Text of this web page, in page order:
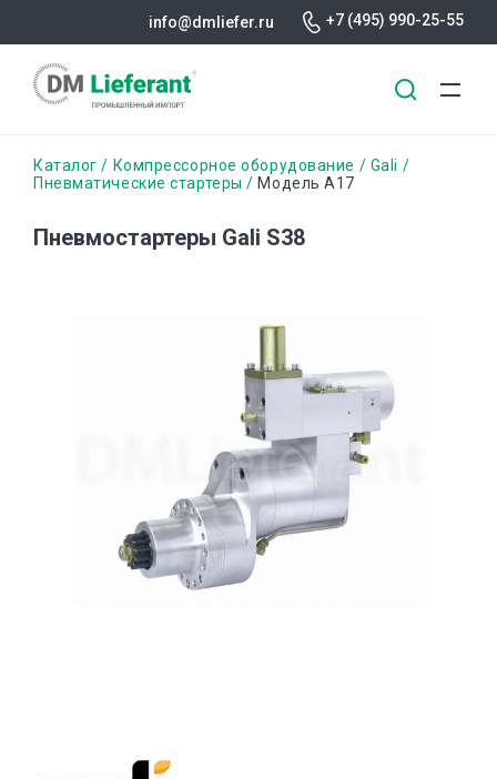
содержанию
info@dmliefer.ru +7 (495) 990-25-55
Строка
Каталог Компрессорное оборудование
Gali
Пневматические стартеры
Модель А17
Пневмостартеры Gali S38